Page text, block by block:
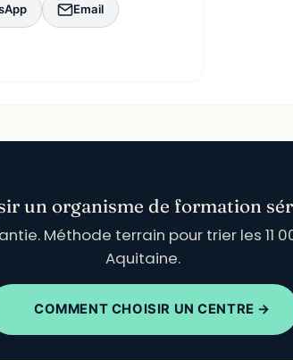
Email
un organisme de formation
Méthode terrain pour trier les 11
Aquitaine.
COMMENT CHOISIR UN CENTRE →